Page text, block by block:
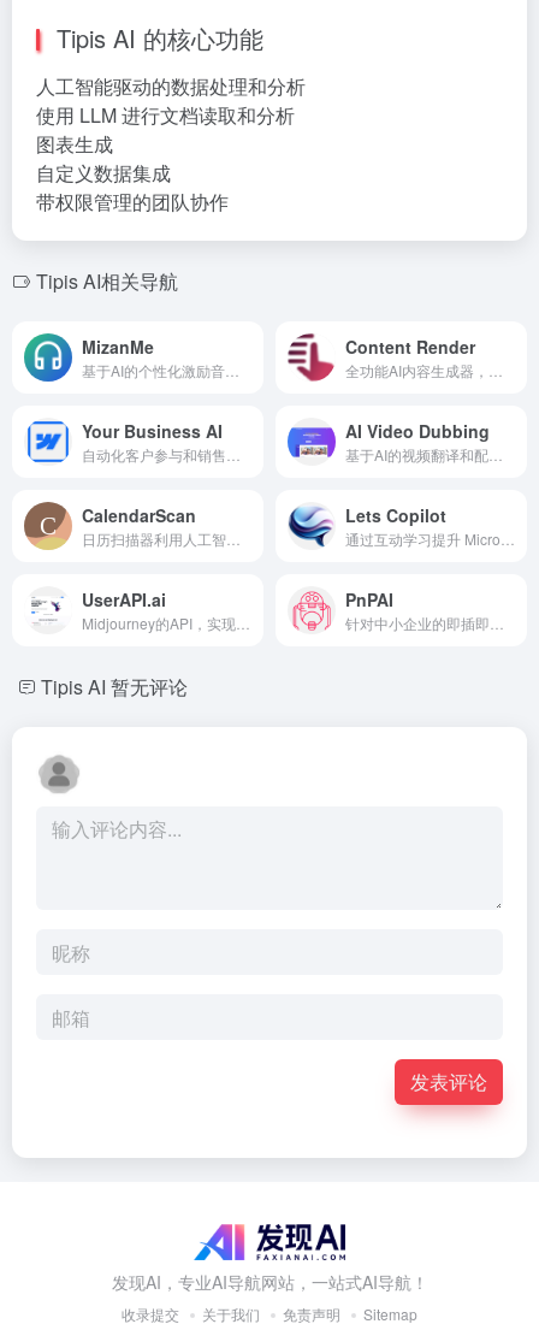
Tipis AI 的核心功能
人工智能驱动的数据处理和分析
使用 LLM 进行文档读取和分析
图表生成
自定义数据集成
带权限管理的团队协作
Tipis AI相关导航
MizanMe Content Render
Your Business AI AI Video Dubbing
CalendarScan Lets Copilot
UserAPI.ai PnPAI
Tipis AI 暂无评论
发表评论
发现AI，专业AI导航网站，一站式AI导航！
收录提交 关于我们 免责声明 Sitemap